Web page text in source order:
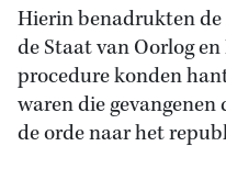
Hierin benadrukten
de Staat van Oorlog
procedure konden
waren die
de orde naar het